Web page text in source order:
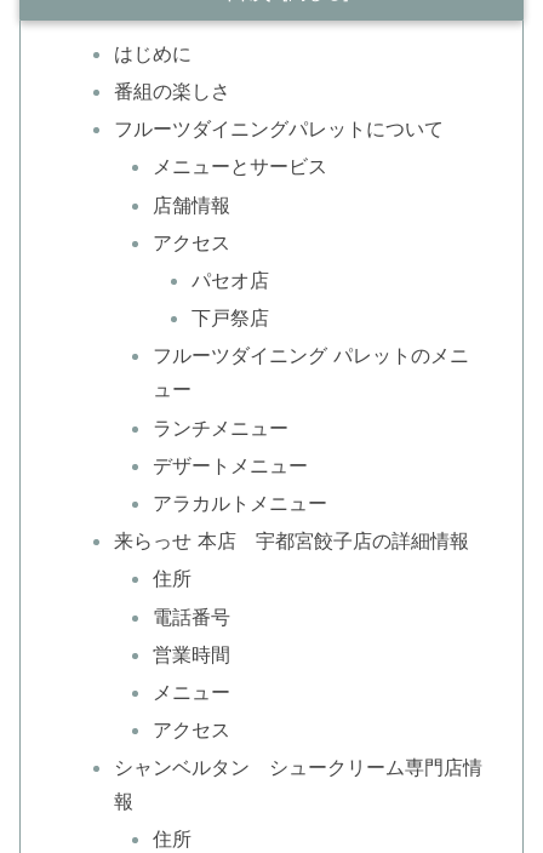
はじめに
番組の楽しさ
フルーツダイニングパレットについて
メニューとサービス
店舗情報
アクセス
パセオ店
下戸祭店
フルーツダイニング パレットのメニ
ュー
ランチメニュー
デザートメニュー
アラカルトメニュー
来らっせ 本店 宇都宮餃子店の詳細情報
住所
電話番号
営業時間
メニュー
アクセス
シャンベルタン シュークリーム専門店情
報
住所